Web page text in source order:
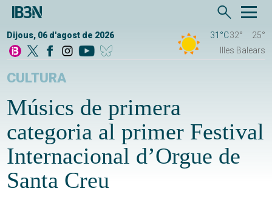
Dijous, 06 d'agost de 2026 31°C32°
25°
Illes Balears
CULTURA
Músics de primera
categoria al primer Festival
Internacional d’Orgue de
Santa Creu